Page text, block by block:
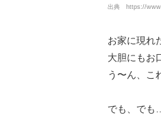
出典 https://
お家に現れ
大胆にもお
う〜ん、こ
でも、でも…